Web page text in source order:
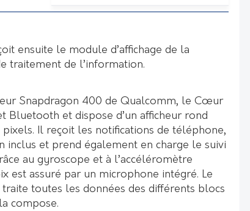
ensuite le module d’affichage de la
traitement de l’information.
Snapdragon 400 de Qualcomm, le Cœur
Bluetooth et dispose d’un afficheur rond
Il reçoit les notifications de téléphone,
inclus et prend également en charge le suivi
au gyroscope et à l’accéléromètre
est assuré par un microphone intégré. Le
toutes les données des différents blocs
compose.